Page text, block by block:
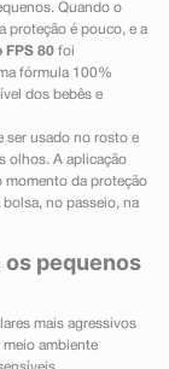
Quando o
proteção é pouco, e a
FPS 80foi
fórmula 100%
dos bebês e
ser usado no rosto e
olhos. A aplicação
momento da proteção
no passeio, na
os pequenos
mais agressivos
meio ambiente